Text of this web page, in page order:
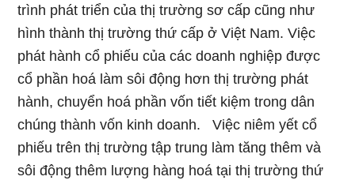
trình phát triển của thị trường sơ cấp cũng như
hình thành thị trường thứ cấp ở Việt Nam. Việc
phát hành cổ phiếu của các doanh nghiệp được
cổ phần hoá làm sôi động hơn thị trường phát
hành, chuyển hoá phần vốn tiết kiệm trong dân
chúng thành vốn kinh doanh. Việc niêm yết cổ
phiếu trên thị trường tập trung làm tăng thêm và
sôi động thêm lượng hàng hoá tại thị trường thứ